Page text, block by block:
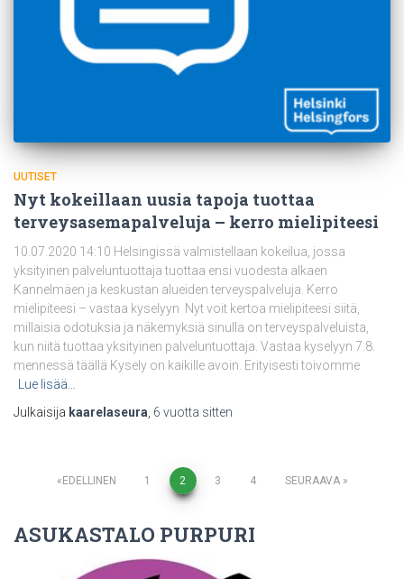
UUTISET
Nyt kokeillaan uusia tapoja tuottaa
terveysasemapalveluja – kerro mielipiteesi
10.07.2020 14:10 Helsingissä valmistellaan kokeilua, jossa
yksityinen palveluntuottaja tuottaa ensi vuodesta alkaen
Kannelmäen ja keskustan alueiden terveyspalveluja. Kerro
mielipiteesi – vastaa kyselyyn Nyt voit kertoa mielipiteesi siitä,
millaisia odotuksia ja näkemyksiä sinulla on terveyspalveluista,
kun niitä tuottaa yksityinen palveluntuottaja. Vastaa kyselyyn 7.8.
mennessä täällä Kysely on kaikille avoin. Erityisesti toivomme
Lue lisää…
Julkaisija kaarelaseura 6 vuotta sitten
Artikkelien
selaus
EDELLINEN 1 2 3 4 SEURAAVA
ASUKASTALO PURPURI